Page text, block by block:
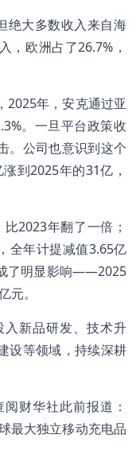
绝大多数收入来自海
，欧洲占了26.7%，
2025年，安克通过亚
。一旦平台政策收
。公司也意识到这个
到2025年的31亿，
2023年翻了一倍；
全年计提减值3.65亿
了明显影响——2025
。
新品研发、技术升
设等领域，持续深耕
财华社此前报道：
最大独立移动充电品